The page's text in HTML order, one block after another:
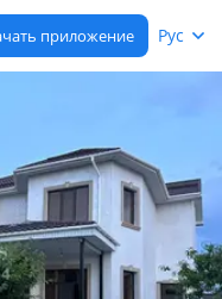
приложение Рус